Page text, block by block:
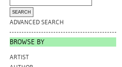
ADVANCED SEARCH
BROWSE BY
ARTIST